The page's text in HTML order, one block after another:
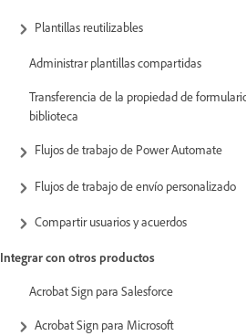
Plantillas reutilizables
Administrar plantillas compartidas
Transferencia de la propiedad de
biblioteca
Flujos de trabajo de Power Automate
Flujos de trabajo de envío personalizado
Compartir usuarios y acuerdos
Integrar con otros productos
Acrobat Sign para Salesforce
Acrobat Sign para Microsoft